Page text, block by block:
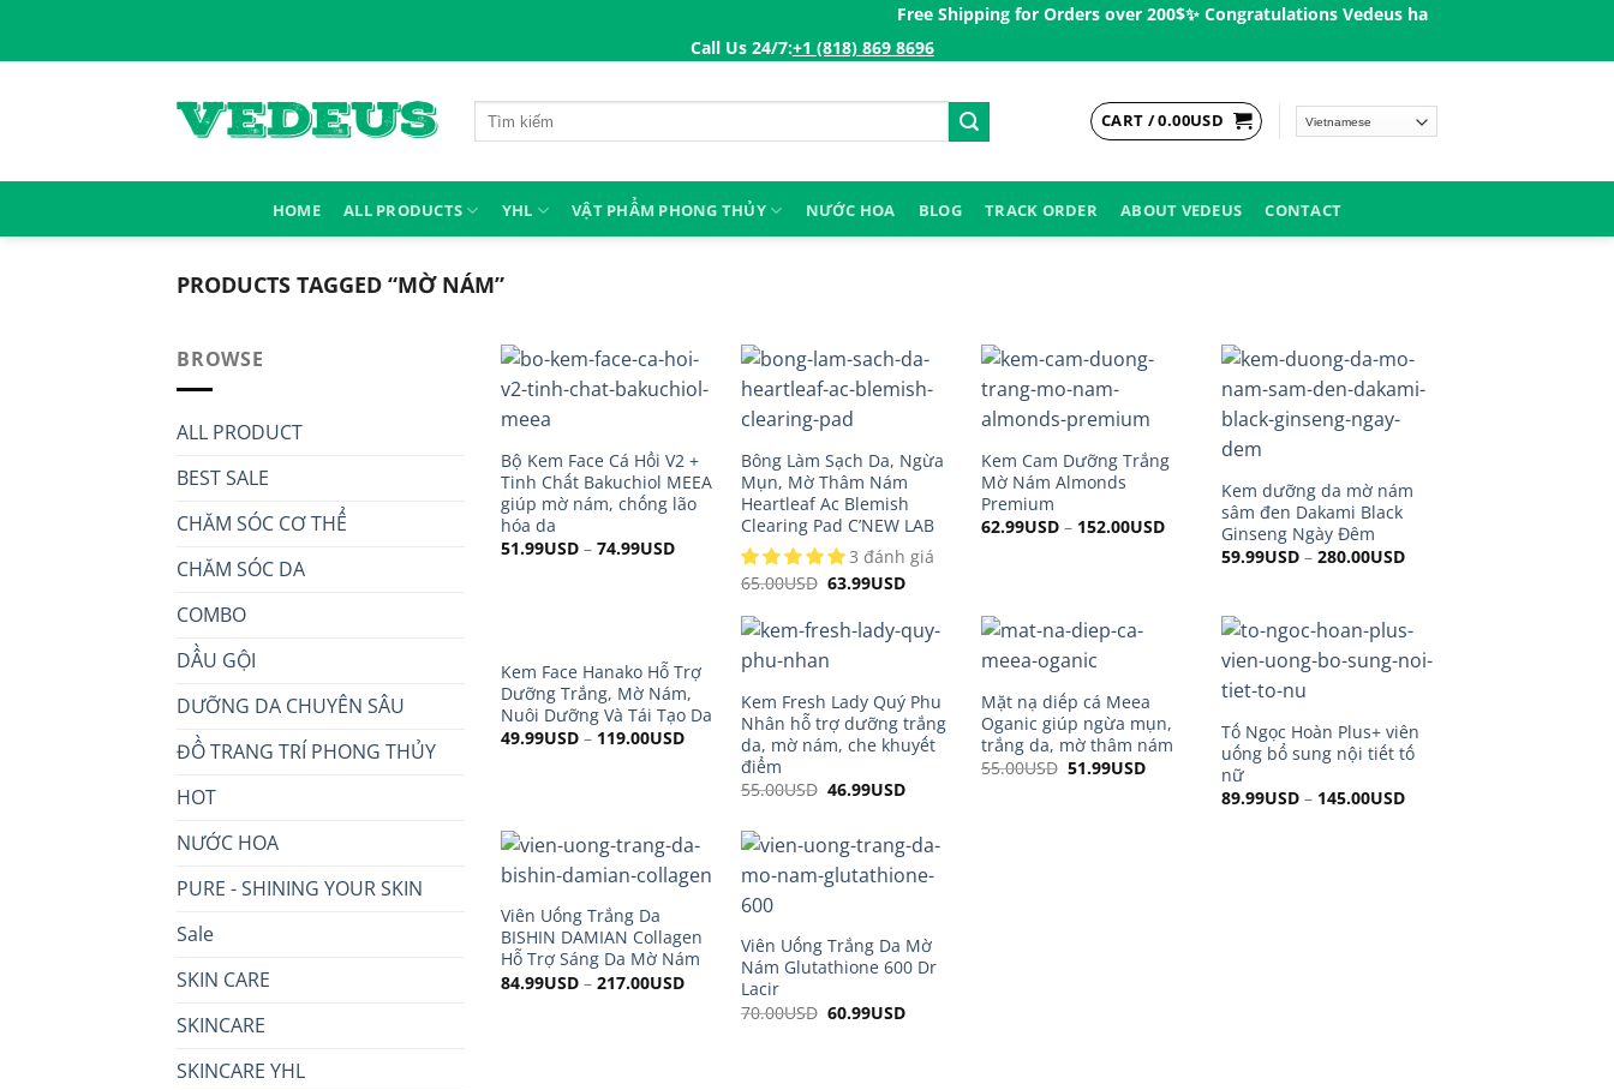
Free Shipping for Orders over 200$ㅤ✨ Congratulations Vedeus has been present in more
Call Us 24/7:ㅤ+1 (818) 869 8696
Search
for:
CART /0.00USD
HOME ALL PRODUCTS YHL VẬT PHẨM PHONG THỦY NƯỚC HOA BLOG TRACK ORDER ABOUT VEDEUS CONTACT
PRODUCTS TAGGED “MỜ NÁM”
BROWSE
ALL PRODUCT
BEST SALE
CHĂM SÓC CƠ THỂ
CHĂM SÓC DA
COMBO
DẦU GỘI
DƯỠNG DA CHUYÊN SÂU
ĐỒ TRANG TRÍ PHONG THỦY
HOT
NƯỚC HOA
PURE - SHINING YOUR SKIN
Sale
SKIN CARE
SKINCARE
SKINCARE YHL
Bộ Kem Face Cá Hồi V2 +
Tinh Chất Bakuchiol MEEA
giúp mờ nám, chống lão
hóa da
51.99USD– 74.99USD
Bông Làm Sạch Da, Ngừa
Mụn, Mờ Thâm Nám
Heartleaf Ac Blemish
Clearing Pad C’NEW LAB
3 đánh giá
65.00USD Original
was:
65.00USD.
63.99USD
63.99USD.
Kem Cam Dưỡng Trắng
Mờ Nám Almonds
Premium
62.99USD– 152.00USD
Kem dưỡng da mờ nám
sâm đen Dakami Black
Ginseng Ngày Đêm
59.99USD– 280.00USD
Kem Face Hanako Hỗ Trợ
Dưỡng Trắng, Mờ Nám,
Nuôi Dưỡng Và Tái Tạo Da
49.99USD– 119.00USD
Kem Fresh Lady Quý Phu
Nhân hỗ trợ dưỡng trắng
da, mờ nám, che khuyết
điểm
55.00USD Original
55.00USD.
46.99USD
46.99USD.
Mặt nạ diếp cá Meea
Oganic giúp ngừa mụn,
trắng da, mờ thâm nám
55.00USD Original
51.99USD
Tố Ngọc Hoàn Plus+ viên
uống bổ sung nội tiết tố
nữ
89.99USD– 145.00USD
Viên Uống Trắng Da
BISHIN DAMIAN Collagen
Hỗ Trợ Sáng Da Mờ Nám
84.99USD– 217.00USD
Viên Uống Trắng Da Mờ
Nám Glutathione 600 Dr
Lacir
70.00USD Original
60.99USD